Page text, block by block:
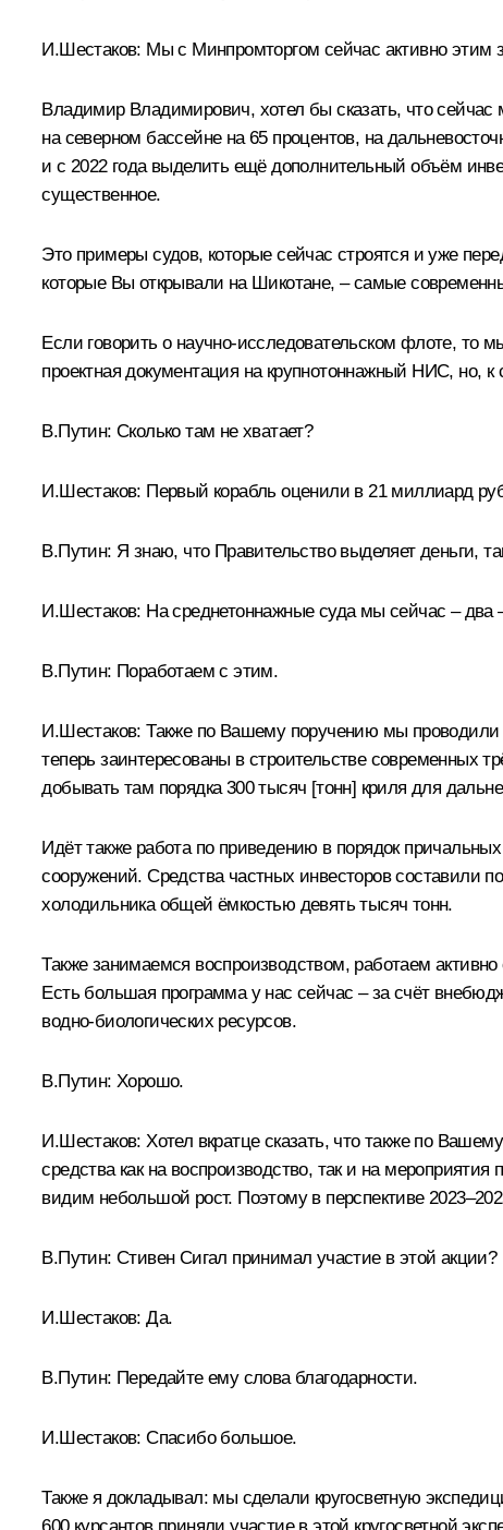
И.Шестаков: Мы с Минпромторгом сейчас активно этим
Владимир Владимирович, хотел бы сказать, что
на северном бассейне на 65 процентов, на
и с 2022 года выделить ещё дополнительный объём
существенное.
Это примеры судов, которые сейчас строятся и уже
которые Вы открывали на Шикотане, – самые
Если говорить о научно‑исследовательском флоте, то
проектная документация на крупнотоннажный НИС, но,
В.Путин: Сколько там не хватает?
И.Шестаков: Первый корабль оценили в 21 миллиард
В.Путин: Я знаю, что Правительство выделяет деньги,
И.Шестаков: На среднетоннажные суда мы сейчас – два
В.Путин: Поработаем с этим.
И.Шестаков: Также по Вашему поручению мы проводили
теперь заинтересованы в строительстве современных
добывать там порядка 300 тысяч [тонн] криля для
Идёт также работа по приведению в порядок
сооружений. Средства частных инвесторов составили
холодильника общей ёмкостью девять тысяч тонн.
Также занимаемся воспроизводством, работаем
Есть большая программа у нас сейчас – за счёт
водно‑биологических ресурсов.
В.Путин: Хорошо.
И.Шестаков: Хотел вкратце сказать, что также по
средства как на воспроизводство, так и на
видим небольшой рост. Поэтому в перспективе
В.Путин: Стивен Сигал принимал участие в этой акции?
И.Шестаков: Да.
В.Путин: Передайте ему слова благодарности.
И.Шестаков: Спасибо большое.
Также я докладывал: мы сделали кругосветную
600 курсантов приняли участие в этой кругосветной